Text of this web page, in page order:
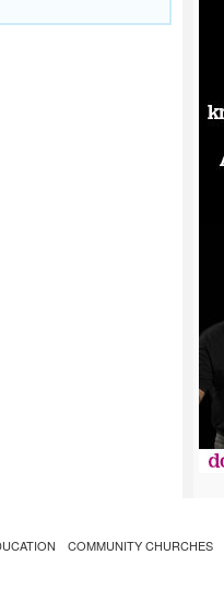
COMMUNITY CHURCHES